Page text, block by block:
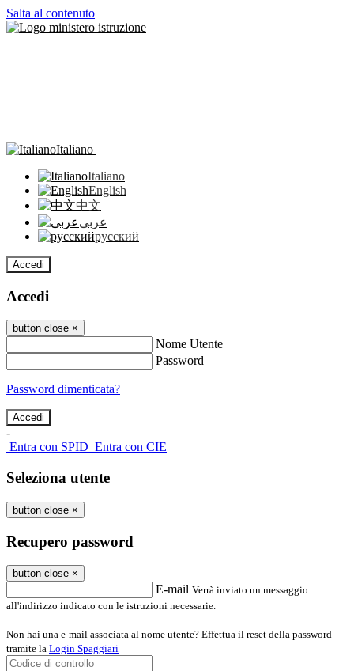
Salta al contenuto
Italiano
Italiano
English
中文
عربى
русский
Accedi
Accedi
button close ×
Nome Utente
Password
Password dimenticata?
-
Entra con SPID Entra con CIE
Seleziona utente
button close ×
Recupero password
button close ×
E-mail Verrà inviato un messaggio
all'indirizzo indicato con le istruzioni necessarie.
Non hai una e-mail associata al nome utente? Effettua il reset della password
tramite la Login Spaggiari